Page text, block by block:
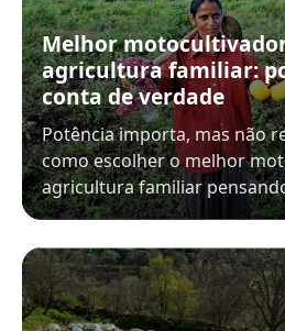
Melhor
agricultura familiar:
conta de verdade
Potência importa, mas não
como escolher o melhor
agricultura familiar